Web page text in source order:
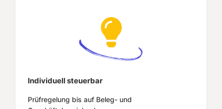
Individuell steuerbar
Prüfregelung bis auf Beleg- und